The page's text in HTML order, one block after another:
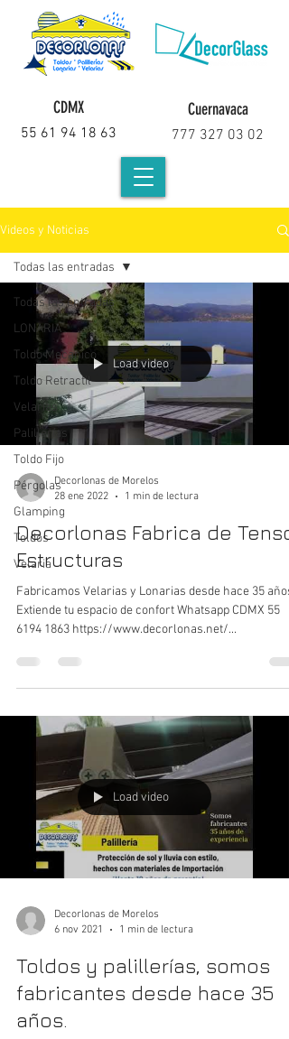
CDMX
55 61 94 18 63
Cuernavaca
777 327 03 02
Videos y Noticias
Todas las entradas
LONARIA
Toldo Mecanico
Toldo Retractil
Velarias
Palillerías
Toldo Fijo
Pérgolas
Glamping
Toldos
Velaria
Todas las entradas
Load video
Decorlonas de Morelos
28 ene 2022
1 min de lectura
Decorlonas Fabrica de Tenso
Estructuras
Fabricamos Velarias y Lonarias desde hace 35 años.
Extiende tu espacio de confort Whatsapp CDMX 55
6194 1863‬ https://www.decorlonas.net/...
Load video
Decorlonas de Morelos
6 nov 2021
1 min de lectura
Toldos y palillerías, somos
fabricantes desde hace 35
años.